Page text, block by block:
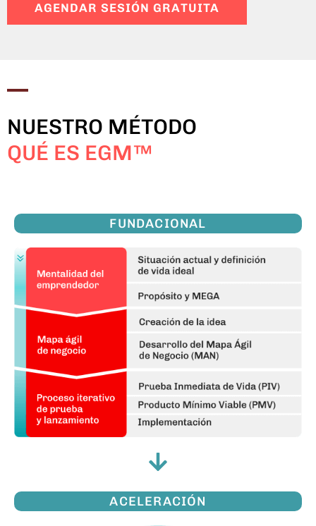
AGENDAR SESIÓN GRATUITA
NUESTRO MÉTODO
QUÉ ES EGM™
FUNDACIONAL
ACELERACIÓN